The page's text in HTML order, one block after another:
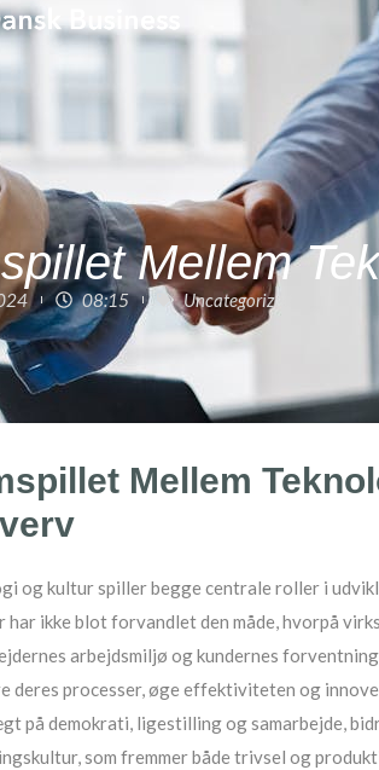
Mellem
08:15 Uncategorized
Mellem
og kultur spiller begge centrale roller i
ikke blot forvandlet den måde, hvorpå
arbejdsmiljø og kundernes
deres processer, øge effektiviteten og
på demokrati, ligestilling og samarbejde,
som fremmer både trivsel og